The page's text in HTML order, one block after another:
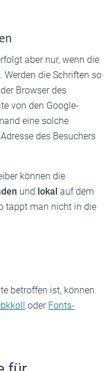
aber nur, wenn die
. Werden die Schriften so
Browser des
von den Google-
eine solche
des Besuchers
können die
und lokal auf dem
tappt man nicht in die
betroffen ist, können
oder Fonts-